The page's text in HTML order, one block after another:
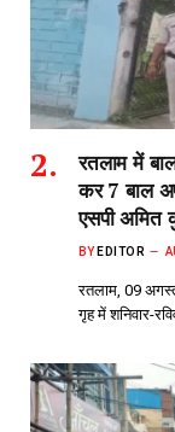
रतलाम में
कर 7 बाल
एसपी अमित
BY EDITOR
रतलाम, 09
गृह में शनिवार-